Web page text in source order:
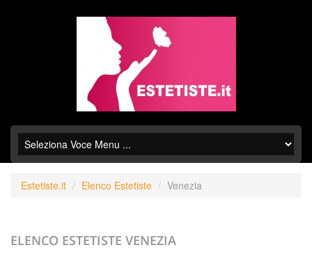
Estetiste.it Elenco Estetiste Venezia
ELENCO ESTETISTE VENEZIA